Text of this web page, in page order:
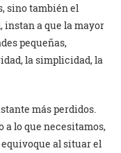
sino también el
instan a que la mayor
pequeñas,
la simplicidad, la
más perdidos.
a lo que necesitamos,
al situar el